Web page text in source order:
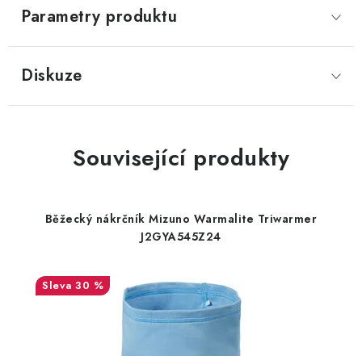
Parametry produktu
Diskuze
Související produkty
Běžecký nákrčník Mizuno Warmalite Triwarmer
J2GYA545Z24
30 %